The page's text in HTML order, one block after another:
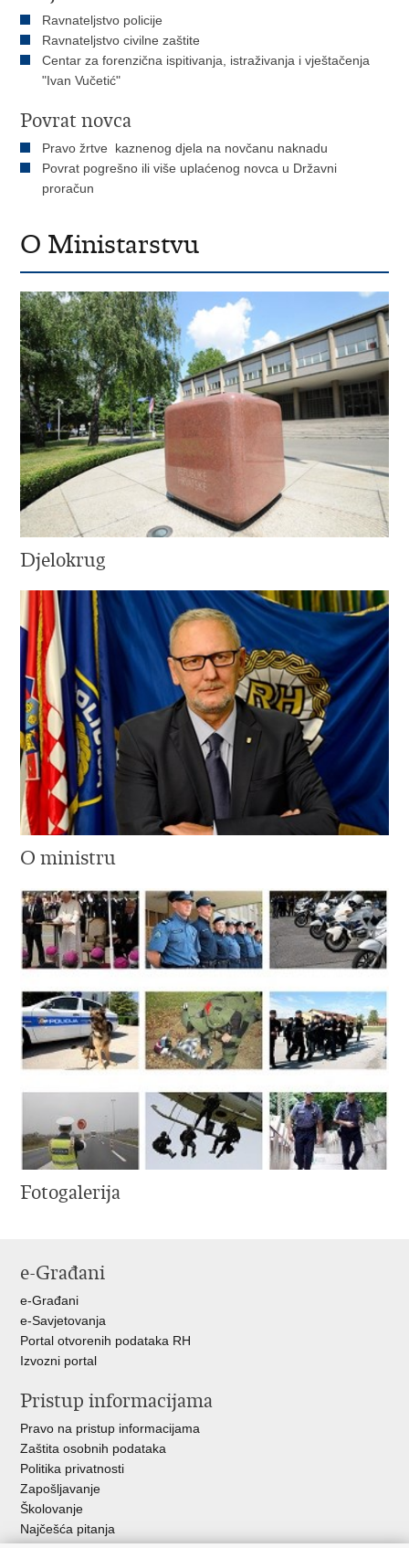
Ravnateljstvo policije
Ravnateljstvo civilne zaštite
Centar za forenzična ispitivanja, istraživanja i vještačenja
"Ivan Vučetić"
Povrat novca
Pravo žrtve kaznenog djela na novčanu naknadu
Povrat pogrešno ili više uplaćenog novca u Državni
proračun
O Ministarstvu
Djelokrug
O ministru
Fotogalerija
e-Građani
e-Građani
e-Savjetovanja
Portal otvorenih podataka RH
Izvozni portal
Pristup informacijama
Pravo na pristup informacijama
Zaštita osobnih podataka
Politika privatnosti
Zapošljavanje
Školovanje
Najčešća pitanja